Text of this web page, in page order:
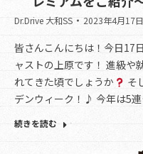
Dr.Drive 大和SS 2023年4月17日
皆さんこんにちは！今日17
ャストの上原です！ 進級や
れてきた頃でしょうか
そ
デンウィーク！♪ 今年は5
続きを読む